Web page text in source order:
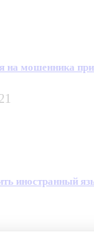
на мошенника
иностранный